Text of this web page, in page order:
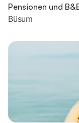
Pensionen und
Büsum